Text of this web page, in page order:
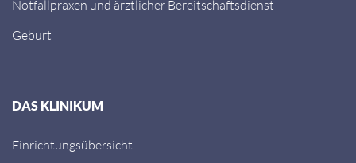
Notfallpraxen und ärztlicher Bereitschaftsdienst
Geburt
DAS KLINIKUM
Einrichtungsübersicht